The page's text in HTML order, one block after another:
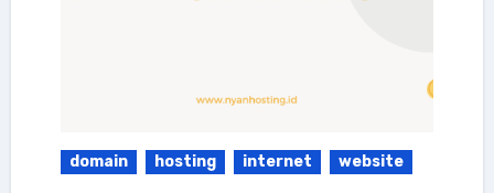
domain hosting internet website